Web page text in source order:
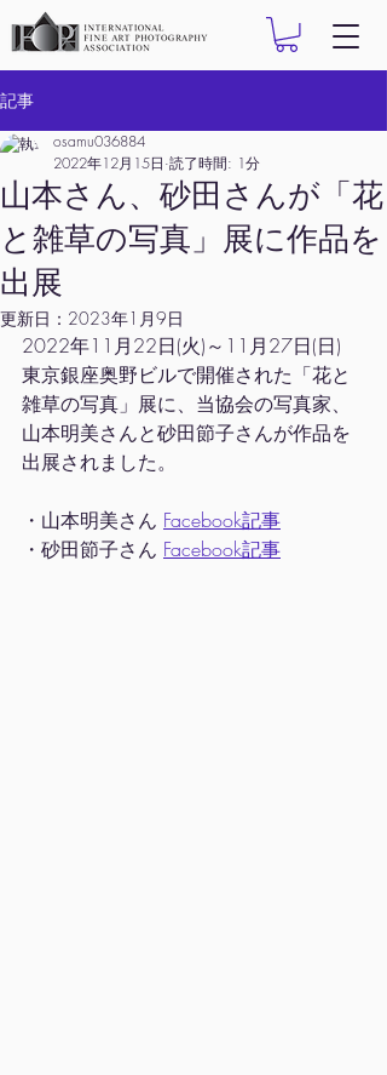
記事
山本さん、砂田さんが「花
と雑草の写真」展に作品を
出展
osamu036884
2022年12月15日 読了時間: 1分
更新日： 2023年1月9日
2022年11月22日(火)～11月27日(日)
東京銀座奥野ビルで開催された「花と
雑草の写真」展に、当協会の写真家、
山本明美さんと砂田節子さんが作品を
出展されました。
・山本明美さん Facebook記事
・砂田節子さん Facebook記事